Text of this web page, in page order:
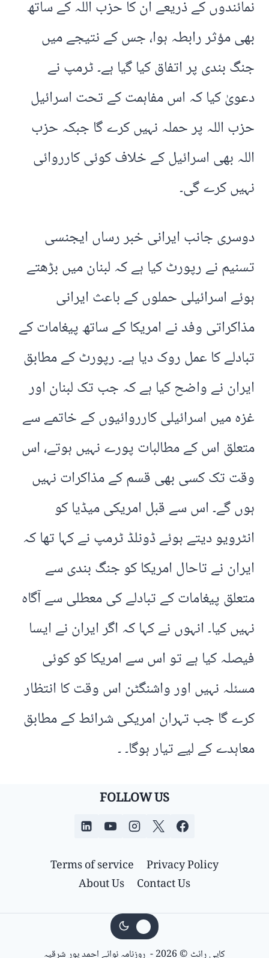
نمائندوں کے ذریعے ان کا حزب اللہ کے ساتھ
بھی مؤثر رابطہ ہوا، جس کے نتیجے میں
جنگ بندی پر اتفاق کیا گیا ہے۔ ٹرمپ نے
دعویٰ کیا کہ اس مفاہمت کے تحت اسرائیل
حزب اللہ پر حملہ نہیں کرے گا جبکہ حزب
اللہ بھی اسرائیل کے خلاف کوئی کارروائی
نہیں کرے گی۔
دوسری جانب ایرانی خبر رساں ایجنسی
تسنیم نے رپورٹ کیا ہے کہ لبنان میں بڑھتے
ہوئے اسرائیلی حملوں کے باعث ایرانی
مذاکراتی وفد نے امریکا کے ساتھ پیغامات کے
تبادلے کا عمل روک دیا ہے۔ رپورٹ کے مطابق
ایران نے واضح کیا ہے کہ جب تک لبنان اور
غزہ میں اسرائیلی کارروائیوں کے خاتمے سے
متعلق اس کے مطالبات پورے نہیں ہوتے، اس
وقت تک کسی بھی قسم کے مذاکرات نہیں
ہوں گے۔ اس سے قبل امریکی میڈیا کو
انٹرویو دیتے ہوئے ڈونلڈ ٹرمپ نے کہا تھا کہ
ایران نے تاحال امریکا کو جنگ بندی سے
متعلق پیغامات کے تبادلے کی معطلی سے آگاہ
نہیں کیا۔ انہوں نے کہا کہ اگر ایران نے ایسا
فیصلہ کیا ہے تو اس سے امریکا کو کوئی
مسئلہ نہیں اور واشنگٹن اس وقت کا انتظار
کرے گا جب تہران امریکی شرائط کے مطابق
معاہدے کے لیے تیار ہوگا۔ ۔
FOLLOW US
Privacy Policy
Terms of service
Contact Us
About Us